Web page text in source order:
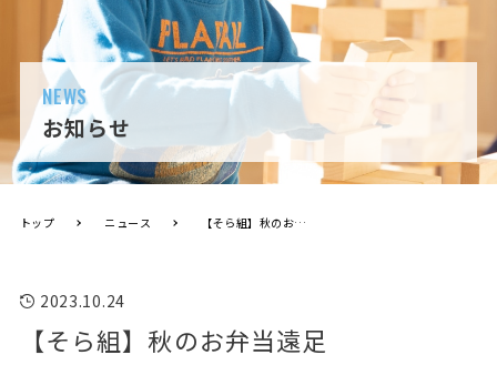
NEWS
お知らせ
トップ ニュース 【そら組】秋のお弁当遠足
2023.10.24
【そら組】秋のお弁当遠足